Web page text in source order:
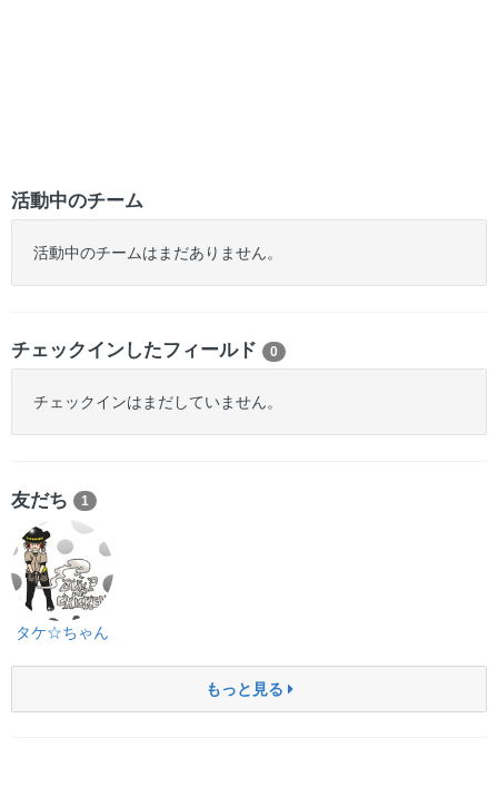
活動中のチーム
活動中のチームはまだありません。
チェックインしたフィールド 0
チェックインはまだしていません。
友だち 1
タケ☆ちゃん
もっと見る